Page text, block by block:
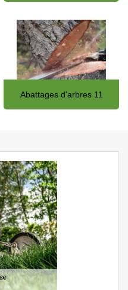
Abattages d'arbres 11